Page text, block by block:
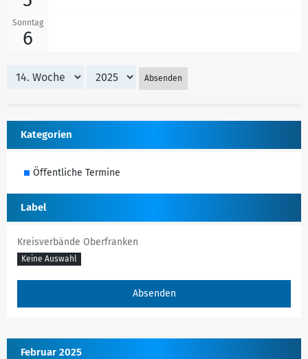
Sonntag
6
Absenden
Kategorien
Öffentliche Termine
Label
Kreisverbände Oberfranken
Keine Auswahl
Februar 2025